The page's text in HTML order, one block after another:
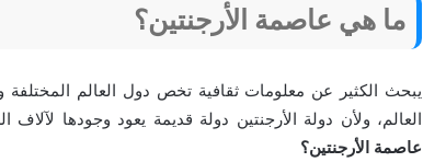
ما هي عاصمة الأرجنتين؟
يبحث الكثير عن معلومات ثقافية تخص دول العالم
العالم، ولأن دولة الأرجنتين دولة قديمة يعود وجودها لآلاف
عاصمة الأرجنتين؟